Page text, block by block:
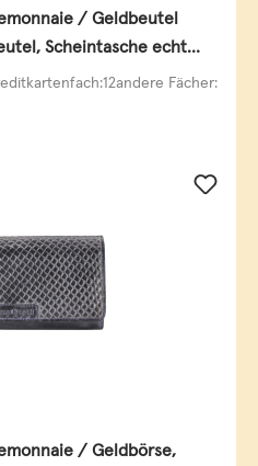
/ Geldbeutel
Scheintasche echt
Fächer:
/ Geldbörse,